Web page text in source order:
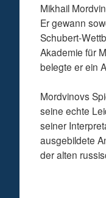
Mikhail
Er gewann
Schubert-
Akademie für
belegte er ein
Mordvinovs
seine echte
seiner
ausgebildete
der alten